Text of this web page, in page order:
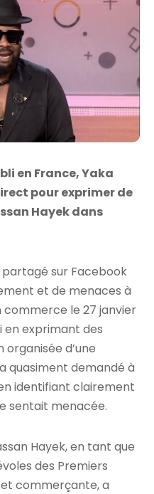
en France, Yaka
pour exprimer de
Hayek dans
sur Facebook
et de menaces à
commerce le 27 janvier
en exprimant des
d’une
quasiment demandé à
identifiant clairement
sentait menacée.
Hayek, en tant que
des Premiers
commerçante, a